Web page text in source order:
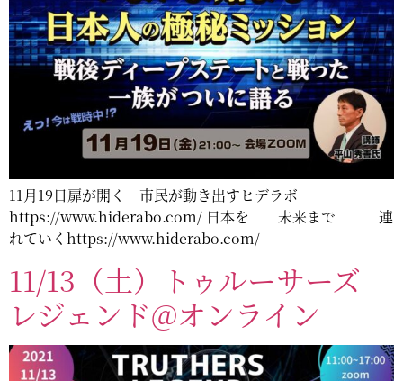
プ
11月19日扉が開く 市民が動き出すヒデラボ
https://www.hiderabo.com/ 日本を 未来まで 連
れていくhttps://www.hiderabo.com/
11/13（土）トゥルーサーズ
レジェンド@オンライン